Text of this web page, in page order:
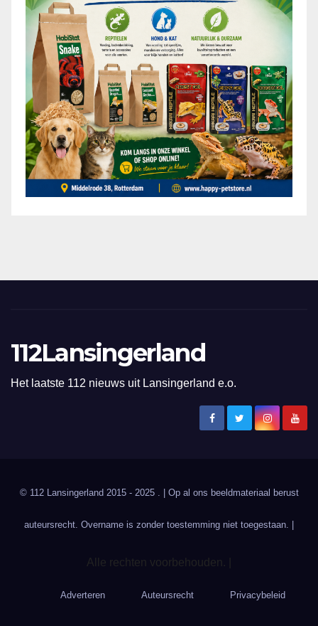
112Lansingerland
Het laatste 112 nieuws uit Lansingerland e.o.
© 112 Lansingerland 2015 - 2025 . | Op al ons beeldmateriaal berust
auteursrecht. Overname is zonder toestemming niet toegestaan. |
Alle rechten voorbehouden. |
Adverteren Auteursrecht Privacybeleid